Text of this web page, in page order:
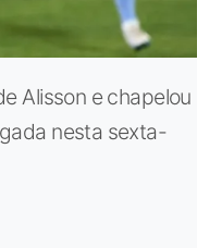
Alisson e chapelou
nesta sexta-